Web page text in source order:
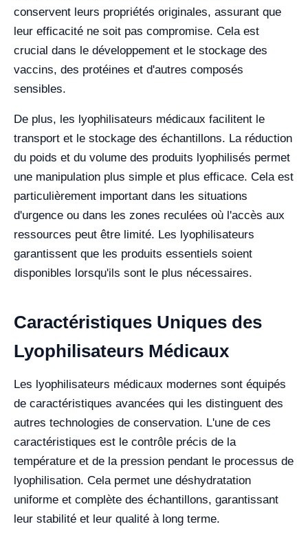
conservent leurs propriétés originales, assurant que
leur efficacité ne soit pas compromise. Cela est
crucial dans le développement et le stockage des
vaccins, des protéines et d'autres composés
sensibles.
De plus, les lyophilisateurs médicaux facilitent le
transport et le stockage des échantillons. La réduction
du poids et du volume des produits lyophilisés permet
une manipulation plus simple et plus efficace. Cela est
particulièrement important dans les situations
d'urgence ou dans les zones reculées où l'accès aux
ressources peut être limité. Les lyophilisateurs
garantissent que les produits essentiels soient
disponibles lorsqu'ils sont le plus nécessaires.
Caractéristiques Uniques des
Lyophilisateurs Médicaux
Les lyophilisateurs médicaux modernes sont équipés
de caractéristiques avancées qui les distinguent des
autres technologies de conservation. L'une de ces
caractéristiques est le contrôle précis de la
température et de la pression pendant le processus de
lyophilisation. Cela permet une déshydratation
uniforme et complète des échantillons, garantissant
leur stabilité et leur qualité à long terme.